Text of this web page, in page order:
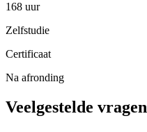
168 uur
Zelfstudie
Certificaat
Na afronding
Veelgestelde vragen